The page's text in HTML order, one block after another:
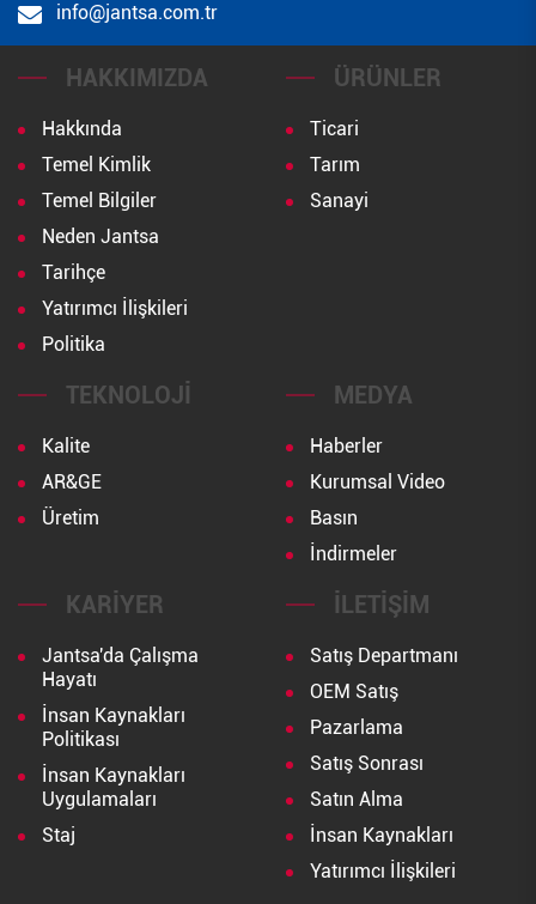
info@jantsa.com.tr
HAKKIMIZDA
Hakkında
Temel Kimlik
Temel Bilgiler
Neden Jantsa
Tarihçe
Yatırımcı İlişkileri
Politika
ÜRÜNLER
Ticari
Tarım
Sanayi
TEKNOLOJI
Kalite
AR&GE
Üretim
MEDYA
Haberler
Kurumsal Video
Basın
İndirmeler
KARIYER
Jantsa'da Çalışma
Hayatı
İnsan Kaynakları
Politikası
İnsan Kaynakları
Uygulamaları
Staj
İLETIŞIM
Satış Departmanı
OEM Satış
Pazarlama
Satış Sonrası
Satın Alma
İnsan Kaynakları
Yatırımcı İlişkileri